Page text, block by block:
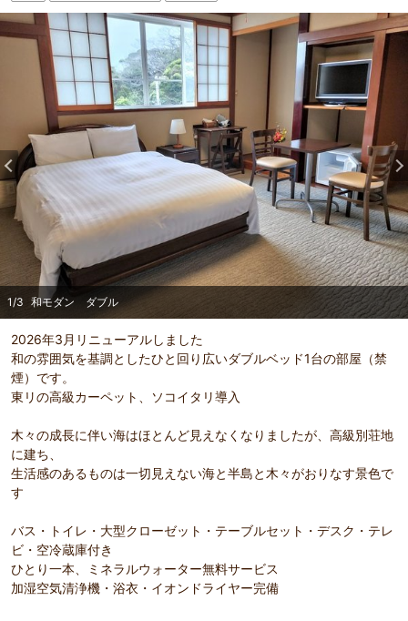
1/3 和モダン ダブル
2026年3月リニューアルしました
和の雰囲気を基調としたひと回り広いダブルベッド1台の部屋（禁
煙）です。
東リの高級カーペット、ソコイタリ導入
木々の成長に伴い海はほとんど見えなくなりましたが、高級別荘地
に建ち、
生活感のあるものは一切見えない海と半島と木々がおりなす景色で
す
バス・トイレ・大型クローゼット・テーブルセット・デスク・テレ
ビ・空冷蔵庫付き
ひとり一本、ミネラルウォーター無料サービス
加湿空気清浄機・浴衣・イオンドライヤー完備